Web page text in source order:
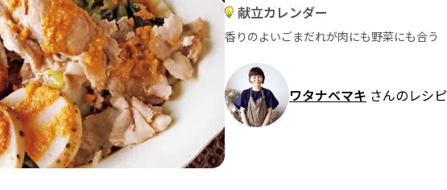
献立カレンダー
香りのよいごまだれが肉にも野菜にも合う
ワタナベマキ さんのレシピ